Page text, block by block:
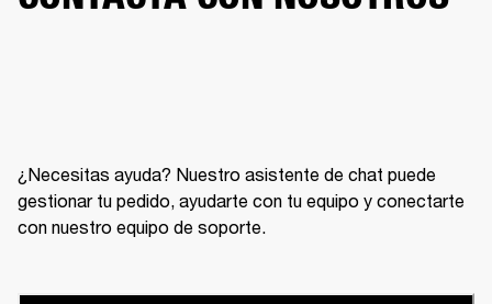
¿Necesitas ayuda? Nuestro asistente de chat puede
gestionar tu pedido, ayudarte con tu equipo y conectarte
con nuestro equipo de soporte.